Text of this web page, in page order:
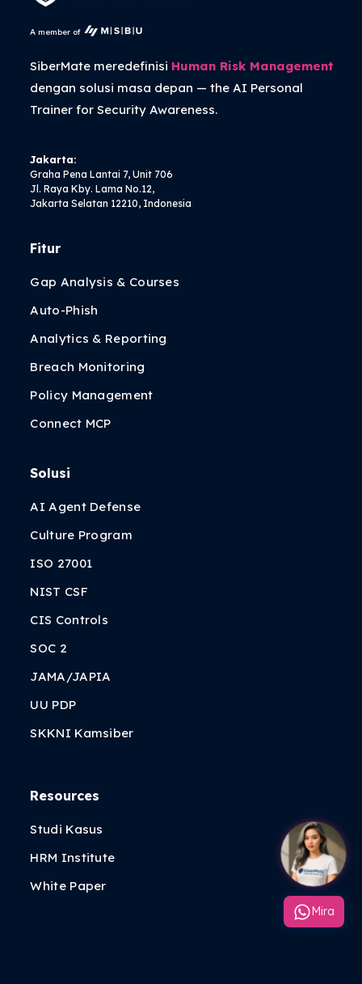
A member of
SiberMate meredefinisi Human Risk Management
dengan solusi masa depan — theAI Personal
Trainerfor Security Awareness.
Jakarta:
Graha Pena Lantai 7, Unit 706
Jl. Raya Kby. Lama No.12,
Jakarta Selatan 12210, Indonesia
Fitur
Gap Analysis & Courses
Auto-Phish
Analytics & Reporting
Breach Monitoring
Policy Management
Connect MCP
Solusi
AI Agent Defense
Culture Program
ISO 27001
NIST CSF
CIS Controls
SOC 2
JAMA/JAPIA
UU PDP
SKKNI Kamsiber
Resources
Studi Kasus
HRM Institute
White Paper
Mira